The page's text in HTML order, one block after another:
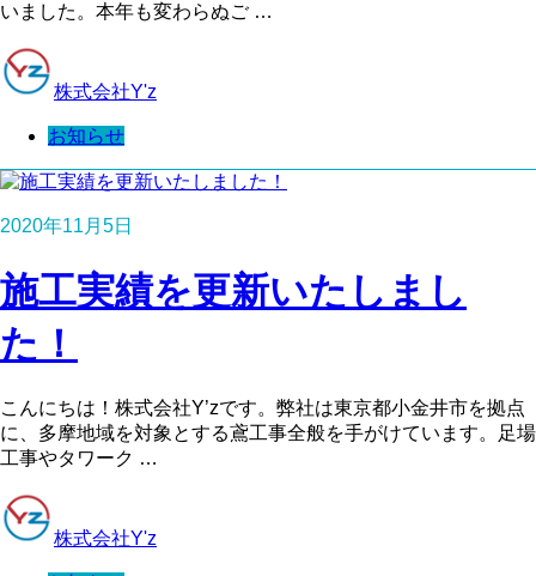
いました。本年も変わらぬご …
株式会社Y'z
お知らせ
2020年11月5日
施工実績を更新いたしまし
た！
こんにちは！株式会社Y’zです。弊社は東京都小金井市を拠点
に、多摩地域を対象とする鳶工事全般を手がけています。足場
工事やタワーク …
株式会社Y'z